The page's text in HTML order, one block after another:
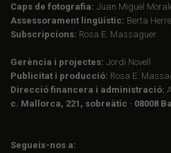
Caps de fotografia: Juan Miguel
Assessorament lingüístic: Berta
Subscripcions: Rosa E. Massaguer
Gerència i projectes: Jordi Novell
Publicitat i producció: Rosa E.
Direcció financera i administració:
c. Mallorca, 221, sobreàtic · 08008
Segueix-nos a: